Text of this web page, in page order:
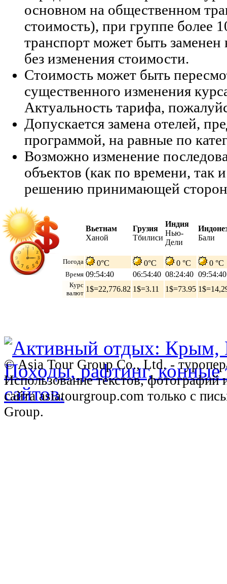
основном на общественном
стоимость), при группе более
транспорт может быть заменен
без изменения стоимости.
Стоимость может быть
существенного изменения
Актуальность тарифа,
Допускается замена отелей,
программой, на равные по
Возможно изменение
объектов (как по времени, так
решению принимающей
Вьетнам
Ханой
Грузия
Тбилиси
Индия
Нью-
Дели
Бали
Погода 0°C 0°C 0 °C 0 °C
Время 09:54:41 06:54:41 08:24:41 09:54:41
Курс
валют 1$=22,776.82 1$=3.11 1$=73.95
© Asia Tour Group Co., Ltd. -
Использование текстов,
сайта asiatourgroup.com только с
Group.